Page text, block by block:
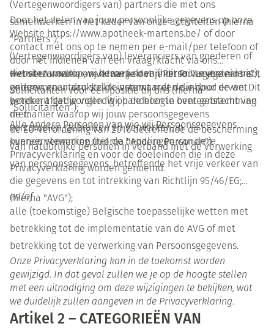
(Vertegenwoordigers van) partners die met ons
samenwerken in het kader van onze activiteiten (hierna
"Partners");
(Vertegenwoordigers van) leveranciers van goederen of
diensten waarop wij beroep doen (hierna "Leveranciers");
Sollicitanten voor een positie bij ons (hierna
“Sollicitanten”);
Alle Andere Personen van wie wij Persoonsgegevens
kunnen verwerken (hierna "Andere Personen").
Door het delen van jouw persoonlijke gegevens op onze
Website https://www.apotheek-martens.be/ of door
contact met ons op te nemen per e-mail/per telefoon of
door het indienen van een vraag/klacht via ons
websiteformulier, verklaar je dat je dit Privacybeleid hebt
gelezen en uitdrukkelijk instemt met de inhoud ervan. Dit
betekent dat je volledig op de hoogte bent gebracht van
de manier waarop wij jouw persoonsgegevens
verzamelen, gebruiken en verwerken, in
overeenstemming met de bepalingen van deze
Privacyverklaring en voor de doeleinden die in deze
Privacyverklaring worden genoemd.
Het verzamelen en verwerken van Persoonsgegevens is
onderworpen aan strikte voorwaarden die door de wet
worden afgedwongen. Wij handelen in overeenstemming
met:
de EU-verordening van 2016 betreffende de bescherming
van natuurlijke personen in verband met de verwerking
van persoonsgegevens, betreffende het vrije verkeer van
die gegevens en tot intrekking van Richtlijn 95/46/EG;
(hierna "AVG");
en/of
alle (toekomstige) Belgische toepasselijke wetten met
betrekking tot de implementatie van de AVG of met
betrekking tot de verwerking van Persoonsgegevens.
Onze Privacyverklaring kan in de toekomst worden
gewijzigd. In dat geval zullen we je op de hoogte stellen
met een uitnodiging om deze wijzigingen te bekijken, wat
we duidelijk zullen aangeven in de Privacyverklaring.
Artikel 2 – CATEGORIEËN VAN